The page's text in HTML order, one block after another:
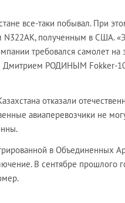
все-таки побывал. При
полученным в США.
требовался самолет на
Дмитрием РОДИНЫМ Fokker-
отказали
авиаперевозчики не
в Объединенных
В сентябре прошлого